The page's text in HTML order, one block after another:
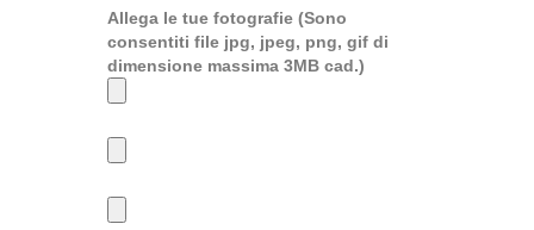
Allega le tue fotografie (Sono
consentiti file jpg, jpeg, png, gif di
dimensione massima 3MB cad.)